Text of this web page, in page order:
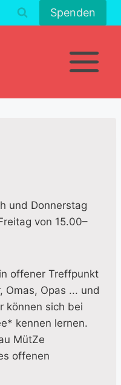
Spenden
und Donnerstag
von 15.00–
offener Treffpunkt
Omas, Opas ... und
können sich bei
kennen lernen.
MütZe
offenen